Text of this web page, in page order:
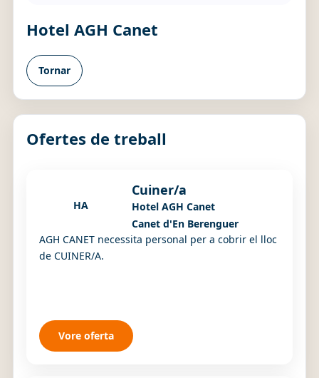
Hotel AGH Canet
Tornar
Ofertes de treball
HA
Cuiner/a
Hotel AGH Canet
Canet d'En Berenguer
AGH CANET necessita personal per a cobrir el lloc
de CUINER/A.
Vore oferta